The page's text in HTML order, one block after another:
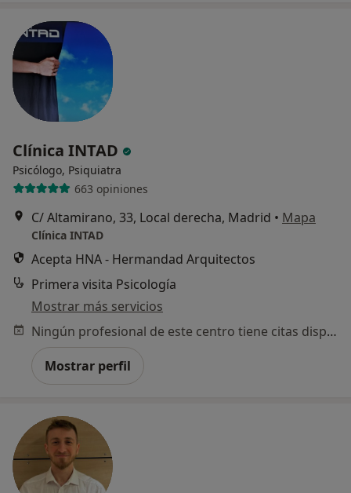
Clínica INTAD
Psicólogo, Psiquiatra
663 opiniones
C/ Altamirano, 33, Local derecha, Madrid • Mapa
Clínica INTAD
Acepta HNA - Hermandad Arquitectos
Primera visita Psicología
Mostrar más servicios
Ningún profesional de este centro tiene citas disponibles
Mostrar perfil